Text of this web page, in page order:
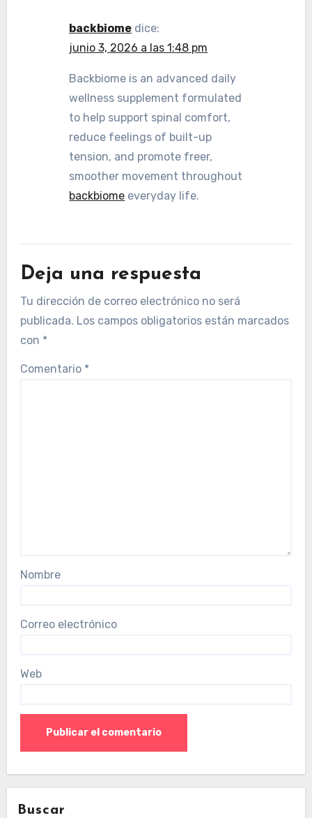
backbiome dice:
junio 3, 2026 a las 1:48 pm
Backbiome is an advanced daily
wellness supplement formulated
to help support spinal comfort,
reduce feelings of built-up
tension, and promote freer,
smoother movement throughout
backbiome everyday life.
Deja una respuesta
Tu dirección de correo electrónico no será
publicada. Los campos obligatorios están marcados
con *
Comentario *
Nombre
Correo electrónico
Web
Buscar